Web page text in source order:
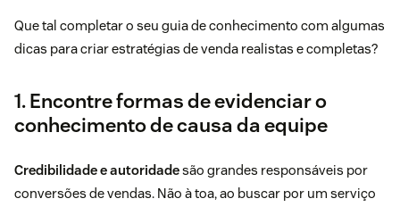
Que tal completar o seu guia de conhecimento com algumas
dicas para criar estratégias de venda realistas e completas?
1. Encontre formas de evidenciar o
conhecimento de causa da equipe
Credibilidade e autoridadesão grandes responsáveis por
conversões de vendas. Não à toa, ao buscar por um serviço